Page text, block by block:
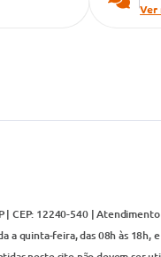
Ver
| CEP: 12240-540 |
quinta-feira, das 08h às 18h,